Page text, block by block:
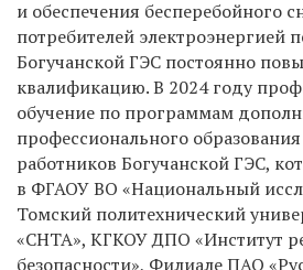
и обеспечения бесперебойного
потребителей электроэнергией
Богучанской ГЭС постоянно
квалификацию. В 2024 году
обучение по программам
профессионального
работников Богучанской ГЭС,
в ФГАОУ ВО «Национальный
Томский политехнический
«СНТА», КГКОУ ДПО «Институт
безопасности», Филиале ПАО